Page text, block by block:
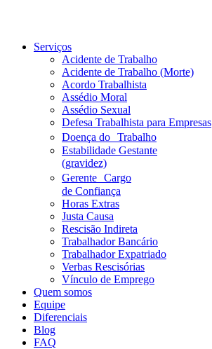
Serviços
Acidente de Trabalho
Acidente de Trabalho (Morte)
Acordo Trabalhista
Assédio Moral
Assédio Sexual
Defesa Trabalhista para Empresas
Doença do Trabalho
Estabilidade Gestante
(gravidez)
Gerente Cargo
de Confiança
Horas Extras
Justa Causa
Rescisão Indireta
Trabalhador Bancário
Trabalhador Expatriado
Verbas Rescisórias
Vínculo de Emprego
Quem somos
Equipe
Diferenciais
Blog
FAQ